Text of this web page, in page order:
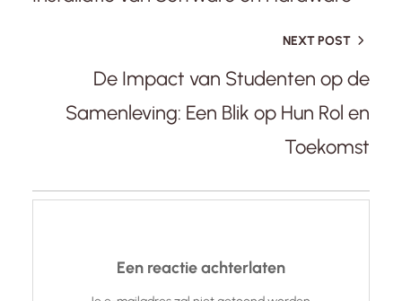
NEXT POST
De Impact van Studenten op de
Samenleving: Een Blik op Hun Rol en
Toekomst
Een reactie achterlaten